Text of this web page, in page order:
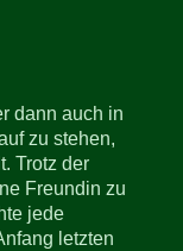
dann auch in
zu stehen,
Trotz der
Freundin zu
jede
letzten